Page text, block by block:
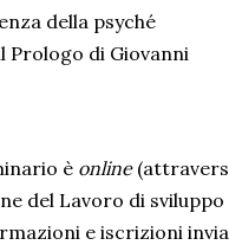
della psyché
Prologo di Giovanni
è online
del Lavoro di
e iscrizioni